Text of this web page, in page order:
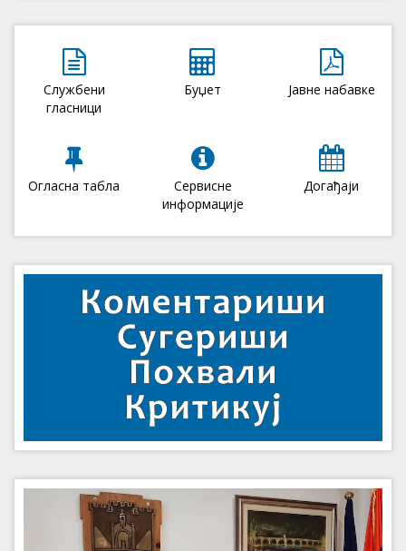
Службени
гласници
Буџет Јавне набавке
Огласна табла
Сервисне
информације
Догађаји